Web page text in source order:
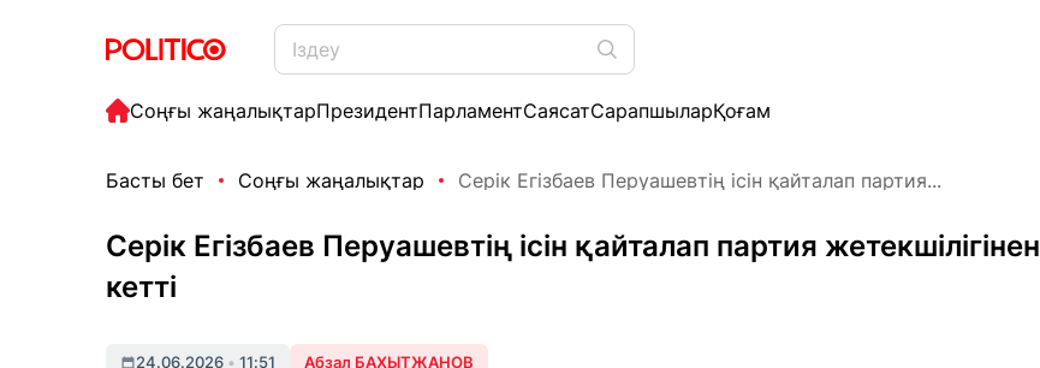
Соңғы жаңалықтарПрезидентПарламентСаясатСарапшыларҚоғам
Басты бет Соңғы жаңалықтар Серік Егізбаев Перуашевтің ісін қайталап партия...
Серік Егізбаев Перуашевтің ісін қайталап партия жетекшілігінен
кетті
24.06.2026 • 11:51 Абзал БАХЫТЖАНОВ